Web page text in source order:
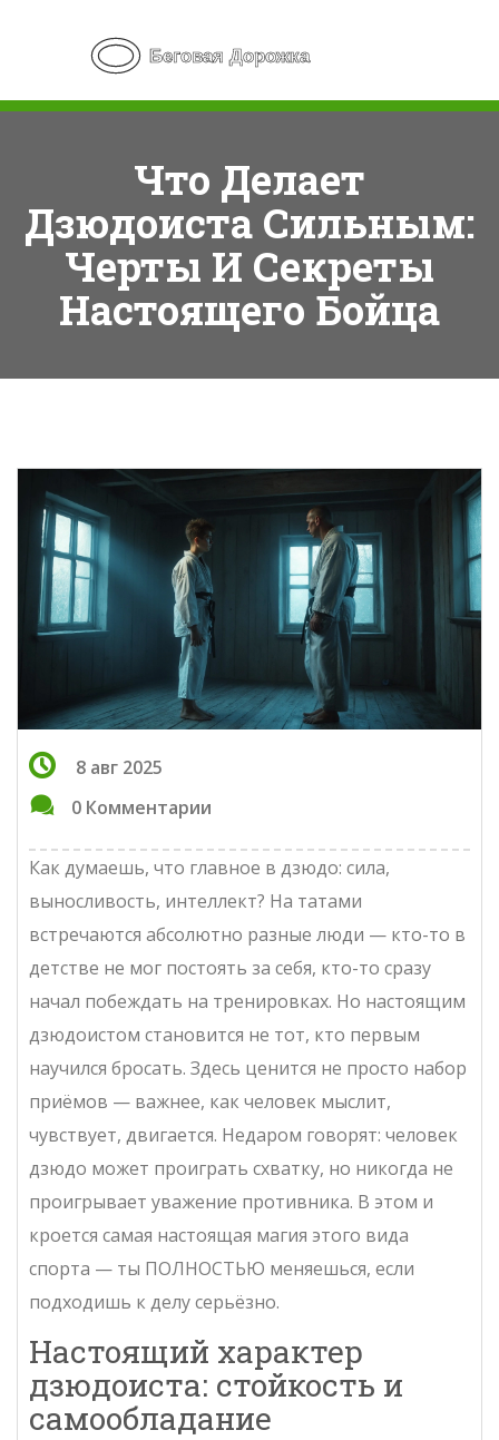
Что Делает
Дзюдоиста Сильным:
Черты И Секреты
Настоящего Бойца
8 авг 2025
0 Комментарии
Как думаешь, что главное в дзюдо: сила,
выносливость, интеллект? На татами
встречаются абсолютно разные люди — кто-то в
детстве не мог постоять за себя, кто-то сразу
начал побеждать на тренировках. Но настоящим
дзюдоистом становится не тот, кто первым
научился бросать. Здесь ценится не просто набор
приёмов — важнее, как человек мыслит,
чувствует, двигается. Недаром говорят: человек
дзюдо может проиграть схватку, но никогда не
проигрывает уважение противника. В этом и
кроется самая настоящая магия этого вида
спорта — ты ПОЛНОСТЬЮ меняешься, если
подходишь к делу серьёзно.
Настоящий характер
дзюдоиста: стойкость и
самообладание